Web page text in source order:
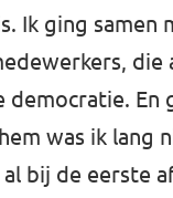
Ik ging samen
die
democratie. En
was ik lang
bij de eerste